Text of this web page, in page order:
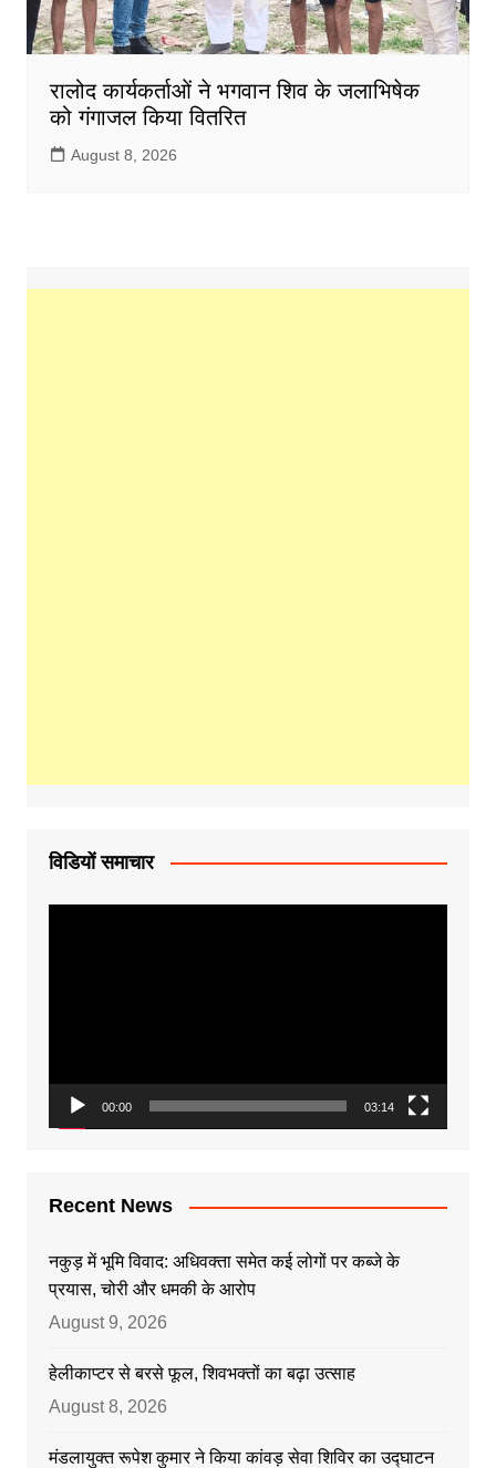
रालोद कार्यकर्ताओं ने भगवान शिव के जलाभिषेक
को गंगाजल किया वितरित
August 8, 2026
विडियों समाचार
00:00 03:14
Recent News
नकुड़ में भूमि विवाद: अधिवक्ता समेत कई लोगों पर कब्जे के
प्रयास, चोरी और धमकी के आरोप
August 9, 2026
हेलीकाप्टर से बरसे फूल, शिवभक्तों का बढ़ा उत्साह
August 8, 2026
मंडलायुक्त रूपेश कुमार ने किया कांवड़ सेवा शिविर का उद्घाटन